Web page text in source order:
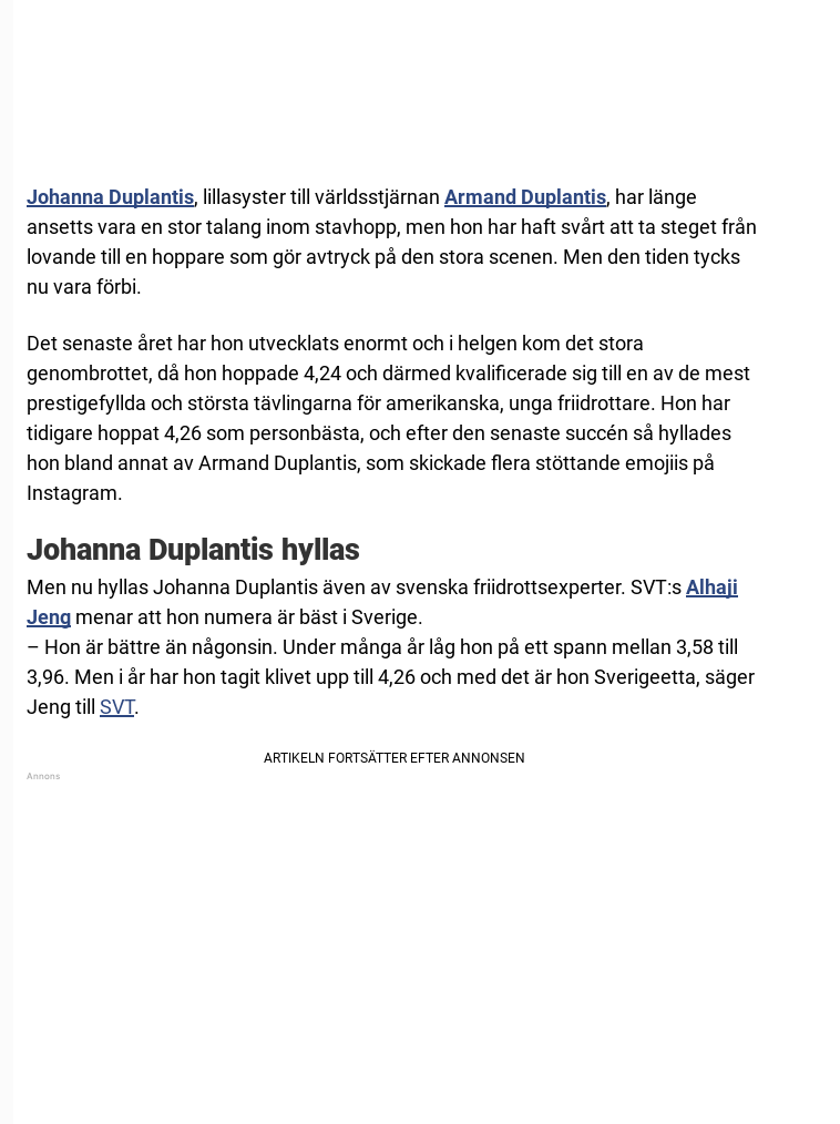
Johanna Duplantis, lillasyster till världsstjärnan Armand Duplantis, har länge
ansetts vara en stor talang inom stavhopp, men hon har haft svårt att ta steget från
lovande till en hoppare som gör avtryck på den stora scenen. Men den tiden tycks
nu vara förbi.
Det senaste året har hon utvecklats enormt och i helgen kom det stora
genombrottet, då hon hoppade 4,24 och därmed kvalificerade sig till en av de mest
prestigefyllda och största tävlingarna för amerikanska, unga friidrottare. Hon har
tidigare hoppat 4,26 som personbästa, och efter den senaste succén så hyllades
hon bland annat av Armand Duplantis, som skickade flera stöttande emojiis på
Instagram.
Johanna Duplantis hyllas
Men nu hyllas Johanna Duplantis även av svenska friidrottsexperter. SVT:sAlhaji
Jeng menar att hon numera är bäst i Sverige.
– Hon är bättre än någonsin. Under många år låg hon på ett spann mellan 3,58 till
3,96. Men i år har hon tagit klivet upp till 4,26 och med det är hon Sverigeetta, säger
Jeng till SVT.